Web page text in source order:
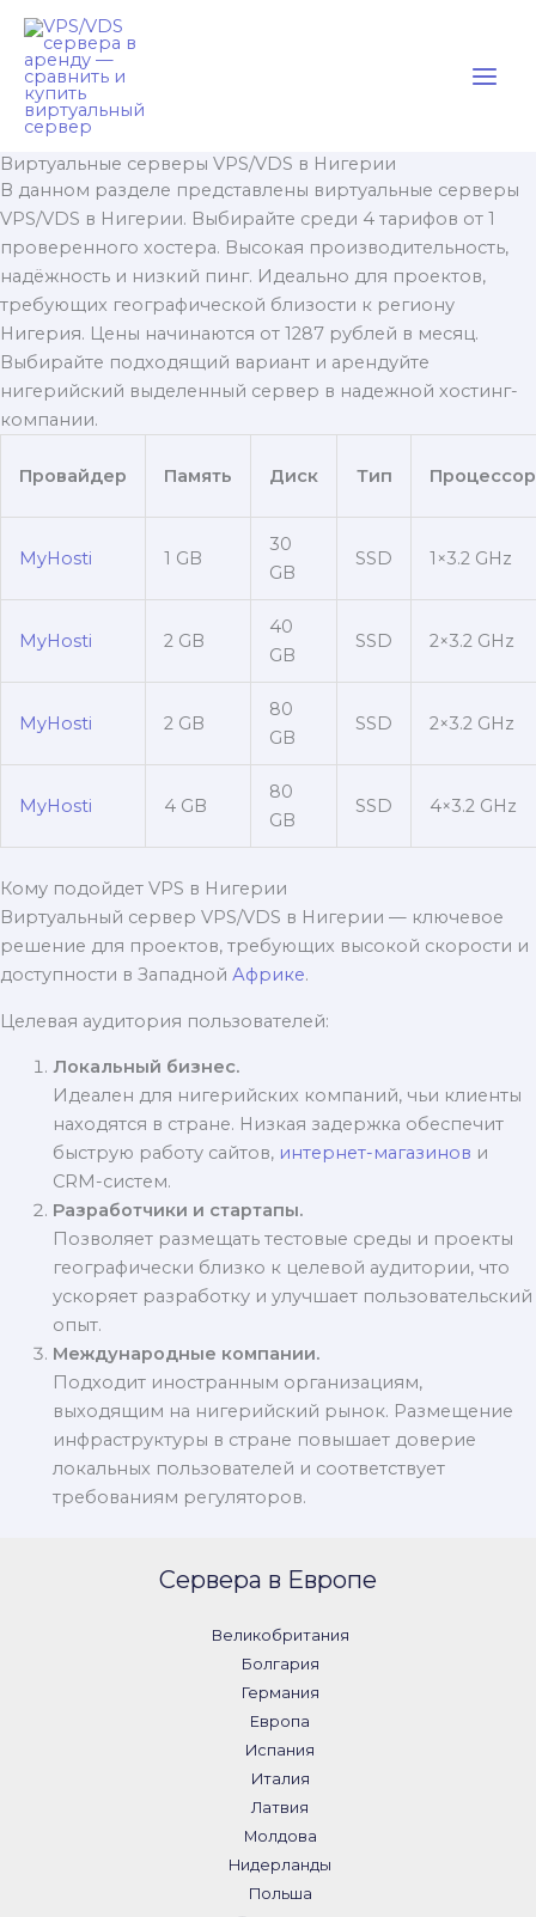
Перейти
содержимому
Виртуальные серверы VPS/VDS в Нигерии
В данном разделе представлены виртуальные серверы
VPS/VDS в Нигерии. Выбирайте среди 4 тарифов от 1
проверенного хостера. Высокая производительность,
надёжность и низкий пинг. Идеально для проектов,
требующих географической близости к региону
Нигерия. Цены начинаются от 1287 рублей в месяц.
Выбирайте подходящий вариант и арендуйте
нигерийский выделенный сервер в надежной хостинг-
компании.
Провайдер Память Диск Тип Процессор
MyHosti 1 GB
30
GB
SSD 1×3.2 GHz
MyHosti 2 GB
40
GB
SSD 2×3.2 GHz
MyHosti 2 GB
80
GB
SSD 2×3.2 GHz
MyHosti 4 GB
80
GB
SSD 4×3.2 GHz
Кому подойдет VPS в Нигерии
Виртуальный сервер VPS/VDS в Нигерии — ключевое
решение для проектов, требующих высокой скорости и
доступности в Западной Африке.
Целевая аудитория пользователей:
Локальный бизнес.
Идеален для нигерийских компаний, чьи клиенты
находятся в стране. Низкая задержка обеспечит
быструю работу сайтов, интернет-магазинов и
CRM-систем.
Разработчики и стартапы.
Позволяет размещать тестовые среды и проекты
географически близко к целевой аудитории, что
ускоряет разработку и улучшает пользовательский
опыт.
Международные компании.
Подходит иностранным организациям,
выходящим на нигерийский рынок. Размещение
инфраструктуры в стране повышает доверие
локальных пользователей и соответствует
требованиям регуляторов.
Сервера в Европе
Великобритания
Болгария
Германия
Европа
Испания
Италия
Латвия
Молдова
Нидерланды
Польша